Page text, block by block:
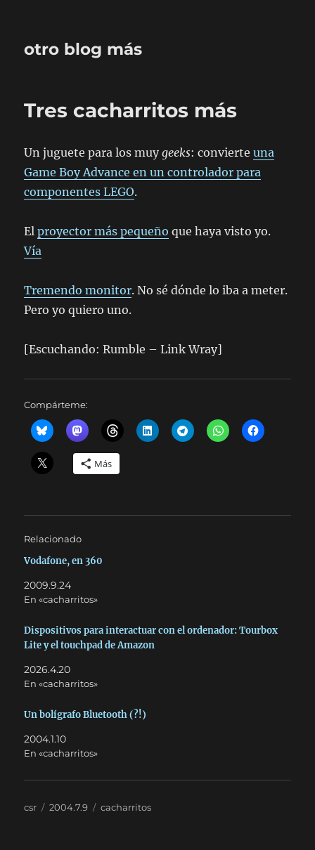
otro blog más
Tres cacharritos más
Un juguete para los muygeeks: convierteuna
Game Boy Advance en un controlador para
componentes LEGO.
Elproyector más pequeño que haya visto yo.
Vía
Tremendo monitor. No sé dónde lo iba a meter.
Pero yo quiero uno.
[Escuchando: Rumble – Link Wray]
Compárteme:
Más
Relacionado
Vodafone, en 360
2009.9.24
En «cacharritos»
Dispositivos para interactuar con el ordenador: Tourbox
Lite y el touchpad de Amazon
2026.4.20
En «cacharritos»
Un bolígrafo Bluetooth (?!)
2004.1.10
En «cacharritos»
Autor
csr
Publicado
2004.7.9 Categorías
cacharritos